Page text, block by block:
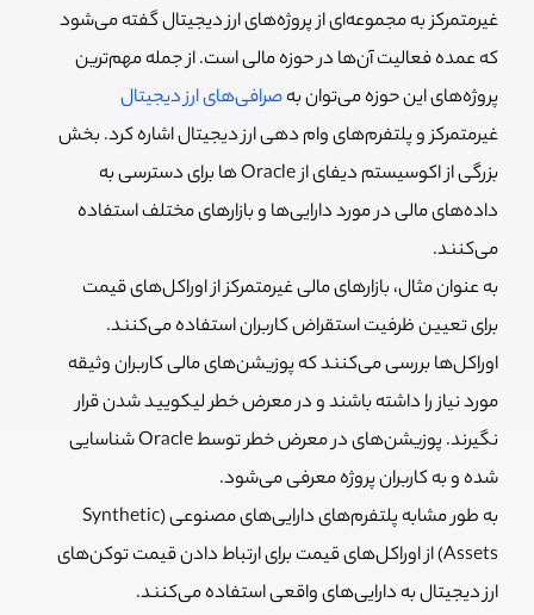
غیرمتمرکز به مجموعه‌ای از پروژه‌های ارز دیجیتال گفته می‌‌شود
که عمده فعالیت آن‌ها در حوزه مالی است. از جمله مهم‌ترین
پروژه‌های این حوزه می‌توان بهصرافی‌های ارز دیجیتال
غیرمتمرکز و پلتفرم‌های وام دهی ارز دیجیتال اشاره کرد. بخش
بزرگی از اکوسیستم دیفای از Oracle ها برای دسترسی به
داده‌های مالی در مورد دارایی‌ها و بازارهای مختلف استفاده
می‌کنند.
به عنوان مثال، بازارهای مالی غیرمتمرکز از اوراکل‌های قیمت
برای تعیین ظرفیت استقراض کاربران استفاده می‌کنند.
اوراکل‌ها بررسی می‌کنند که پوزیشن‌های مالی کاربران وثیقه
مورد نیاز را داشته باشند و در معرض خطر لیکویید شدن قرار
نگیرند. پوزیشن‌های در معرض خطر توسط Oracle شناسایی
شده و به کاربران پروژه معرفی می‌شود.
به طور مشابه پلتفرم‌های دارایی‌های مصنوعی (Synthetic
Assets) از اوراکل‌های قیمت برای ارتباط دادن قیمت توکن‌های
ارز دیجیتال به دارایی‌های واقعی استفاده می‌کنند.